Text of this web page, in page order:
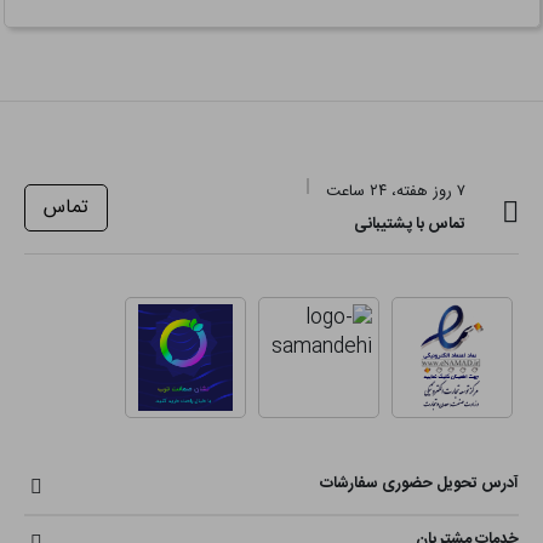
۷ روز هفته، ۲۴ ساعت
تماس با پشتیبانی
تماس
آدرس تحویل حضوری سفارشات